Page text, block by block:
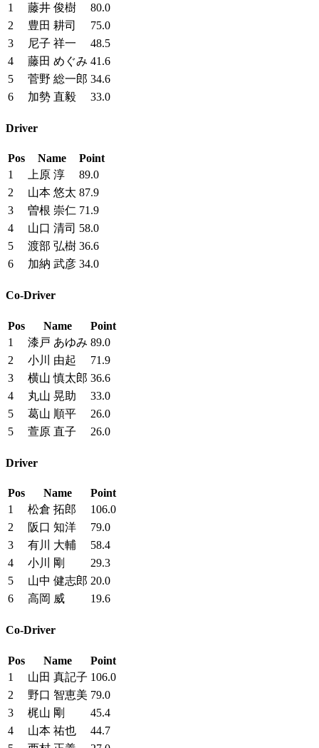
1
藤井 俊樹
80.0
2
豊田 耕司
75.0
3
尼子 祥一
48.5
4
藤田 めぐみ 41.6
5
菅野 総一郎 34.6
6
加勢 直毅 33.0
Driver
Pos Name
Point
1
上原 淳
89.0
2
山本 悠太 87.9
3
曽根 崇仁 71.9
4
山口 清司 58.0
5
渡部 弘樹 36.6
6
加納 武彦 34.0
Co-Driver
Pos Name
Point
1
漆戸 あゆみ 89.0
2
小川 由起
71.9
3
横山 慎太郎 36.6
4
丸山 晃助
33.0
5
葛山 順平
26.0
5
萱原 直子 26.0
Driver
Pos Name
Point
1
松倉 拓郎
106.0
2
阪口 知洋
79.0
3
有川 大輔
58.4
4
小川 剛
29.3
5
山中 健志郎 20.0
6
高岡 威 19.6
Co-Driver
Pos Name
Point
1
山田 真記子 106.0
2
野口 智恵美 79.0
3
梶山 剛
45.4
4
山本 祐也
44.7